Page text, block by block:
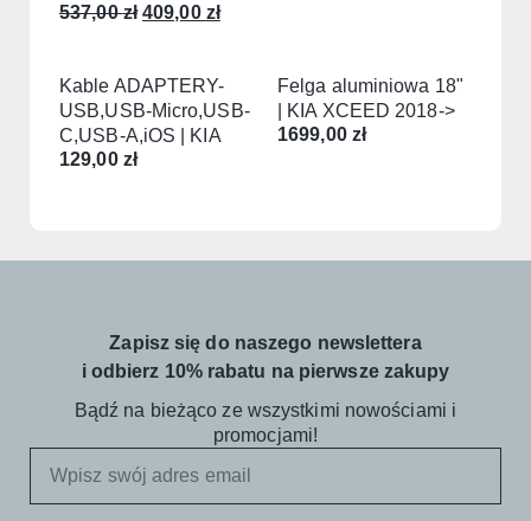
537,00zł 409,00 zł
Kable ADAPTERY-
USB,USB-Micro,USB-
C,USB-A,iOS | KIA
129,00 zł
Felga aluminiowa 18"
| KIA XCEED 2018->
1699,00 zł
Zapisz się do naszego newslettera
i odbierz 10% rabatu na pierwsze zakupy
Bądź na bieżąco ze wszystkimi nowościami i
promocjami!